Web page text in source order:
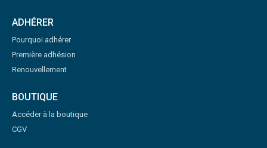
ADHÉRER
Pourquoi adhérer
Première adhésion
Renouvellement
BOUTIQUE
Accéder à la boutique
CGV